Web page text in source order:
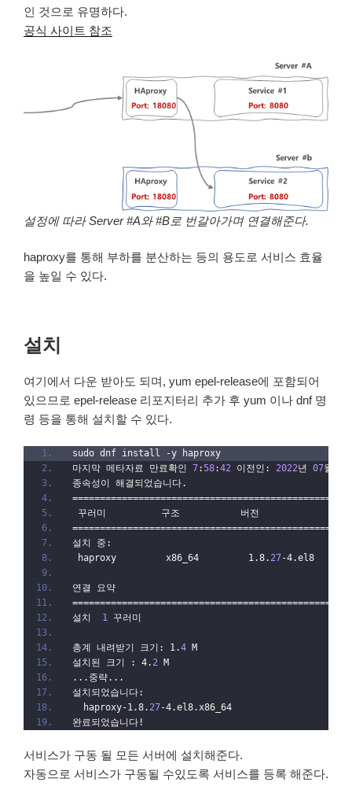
인 것으로 유명하다.
공식 사이트 참조
설정에 따라 Server #A와 #B로 번갈아가며 연결해준다.
haproxy를 통해 부하를 분산하는 등의 용도로 서비스 효율
을 높일 수 있다.
설치
여기에서 다운 받아도 되며, yum epel-release에 포함되어
있으므로 epel-release 리포지터리 추가 후 yum 이나 dnf 명
령 등을 통해 설치할 수 있다.
sudo dnf install -y haproxy
마지막 메타자료 만료확인 7:58:42 이전인: 2022년 07월
종속성이 해결되었습니다.
꾸러미          구조           버전
설치 중:
haproxy         x86_64         1.8. 27-4.el8
연결 요약
설치 1 꾸러미
총계 내려받기 크기: 1.4 M
설치된 크기 : 4. 2 M
...중략...
설치되었습니다:
  haproxy-1.8.
27-
완료되었습니다!
서비스가 구동 될 모든 서버에 설치해준다.
자동으로 서비스가 구동될 수있도록 서비스를 등록 해준다.